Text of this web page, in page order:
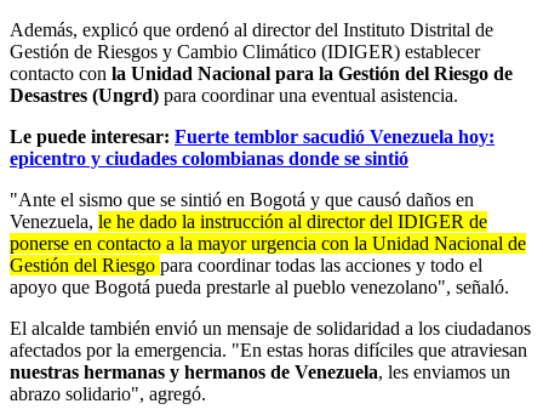
Además, explicó que ordenó al director del Instituto Distrital de
Gestión de Riesgos y Cambio Climático (IDIGER) establecer
contacto con la Unidad Nacional para la Gestión del Riesgo de
Desastres (Ungrd) para coordinar una eventual asistencia.
Le puede interesar: Fuerte temblor sacudió Venezuela hoy:
epicentro y ciudades colombianas donde se sintió
"Ante el sismo que se sintió en Bogotá y que causó daños en
Venezuela, le he dado la instrucción al director del IDIGER de
ponerse en contacto a la mayor urgencia con la Unidad Nacional de
Gestión del Riesgo para coordinar todas las acciones y todo el
apoyo que Bogotá pueda prestarle al pueblo venezolano", señaló.
El alcalde también envió un mensaje de solidaridad a los ciudadanos
afectados por la emergencia. "En estas horas difíciles que atraviesan
nuestras hermanas y hermanos de Venezuela, les enviamos un
abrazo solidario", agregó.